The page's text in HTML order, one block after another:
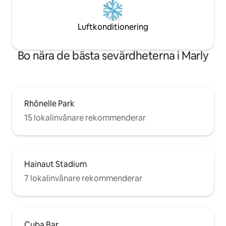
Luftkonditionering
Bo nära de bästa sevärdheterna i Marly
Rhônelle Park
15 lokalinvånare rekommenderar
Hainaut Stadium
7 lokalinvånare rekommenderar